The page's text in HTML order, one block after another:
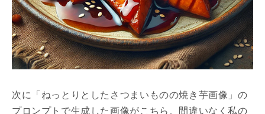
次に「ねっとりとしたさつまいものの焼き芋画像」の
プロンプトで生成した画像がこちら。間違いなく私の